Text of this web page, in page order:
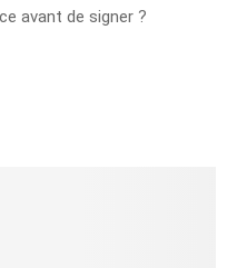
avant de signer ?